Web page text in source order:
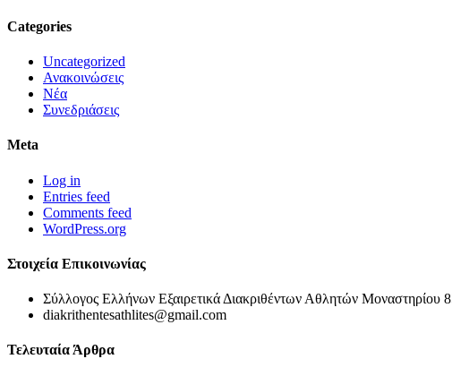
Categories
Uncategorized
Ανακοινώσεις
Νέα
Συνεδριάσεις
Meta
Log in
Entries feed
Comments feed
WordPress.org
Στοιχεία Επικοινωνίας
Σύλλογος Ελλήνων Εξαιρετικά Διακριθέντων Αθλητών Μοναστηρίου
diakrithentesathlites@gmail.com
Τελευταία Άρθρα